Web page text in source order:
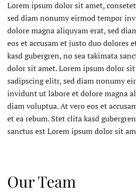
Lorem ipsum dolor sit amet,
sed diam nonumy eirmod tempor
dolore magna aliquyam erat, sed
eos et accusam et justo duo dolores
kasd gubergren, no sea takimata
dolor sit amet. Lorem ipsum dolor
sadipscing elitr, sed diam nonumy
invidunt ut labore et dolore magna
diam voluptua. At vero eos et
et ea rebum. Stet clita kasd
sanctus est Lorem ipsum dolor sit
Our Team